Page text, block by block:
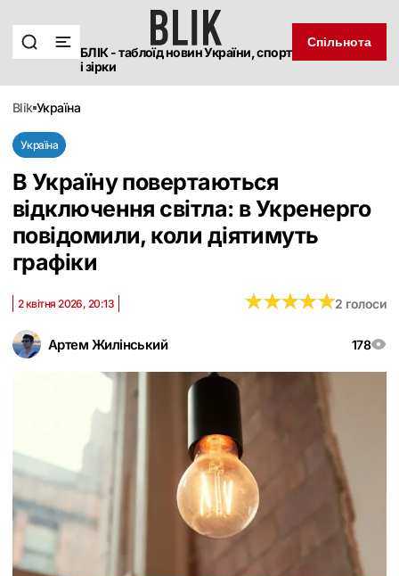
БЛІК - таблоїд новин України, спорт
і зірки
Спільнота
blik україна
Україна
В Україну повертаються
відключення світла: в Укренерго
повідомили, коли діятимуть
графіки
Артем Жилінський 178
2 квітня 2026, 20:13 ★★★★★
★★★★★2 голоси